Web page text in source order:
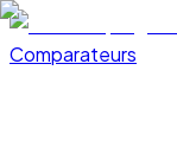
Comparateurs